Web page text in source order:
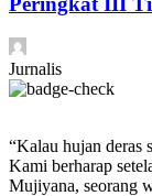
Jurnalis
“Kalau hujan deras
Kami berharap
Mujiyana, seorang